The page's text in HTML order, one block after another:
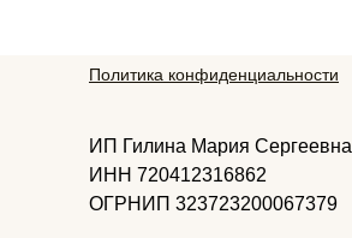
Политика конфиденциальности
ИП Гилина Мария Сергеевна
ИНН 720412316862
ОГРНИП 323723200067379